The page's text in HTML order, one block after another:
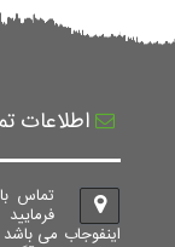
اطلاعات
تماس
اینفوجاب می